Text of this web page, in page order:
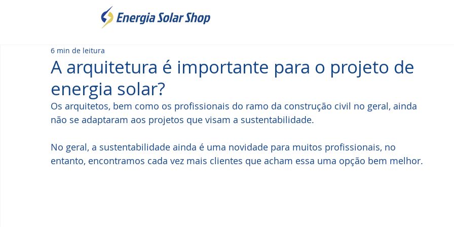
A arquitetura é importante para o projeto de
energia solar?
6 min de leitura
Os arquitetos, bem como os profissionais do ramo da construção civil no geral, ainda
não se adaptaram aos projetos que visam a sustentabilidade.
No geral, a sustentabilidade ainda é uma novidade para muitos profissionais, no
entanto, encontramos cada vez mais clientes que acham essa uma opção bem melhor.